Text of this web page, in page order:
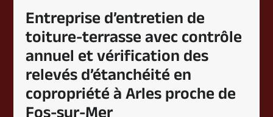
Entreprise d’entretien de
toiture-terrasse avec contrôle
annuel et vérification des
relevés d’étanchéité en
copropriété à Arles proche de
Fos-sur-Mer